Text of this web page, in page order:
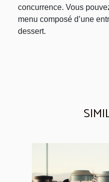
concurrence. Vous
menu composé d’une
dessert.